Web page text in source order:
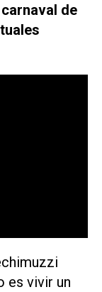
de
es vivir un